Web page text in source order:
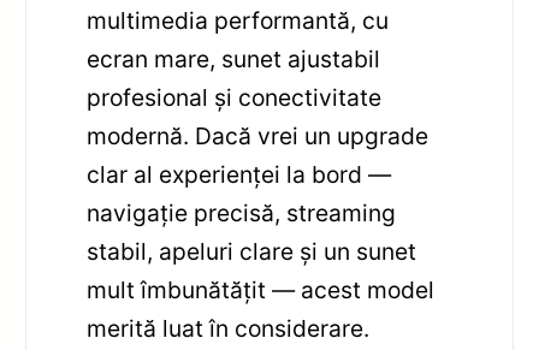
multimedia performantă, cu
ecran mare, sunet ajustabil
profesional și conectivitate
modernă. Dacă vrei un upgrade
clar al experienței la bord —
navigație precisă, streaming
stabil, apeluri clare și un sunet
mult îmbunătățit — acest model
merită luat în considerare.